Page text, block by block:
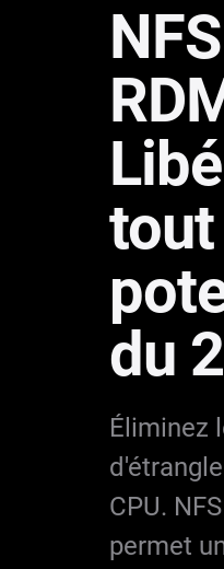
du
Éliminez
CPU.
permet